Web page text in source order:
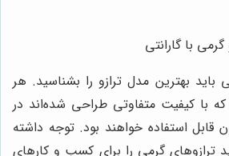
با گارانتی
باید بهترین مدل ترازو را بشناسید. هر
با کیفیت متفاوتی طراحی شده‌اند در
قابل استفاده خواهند بود. توجه داشته
ترازوهای گرمی را برای کسب و کارهای